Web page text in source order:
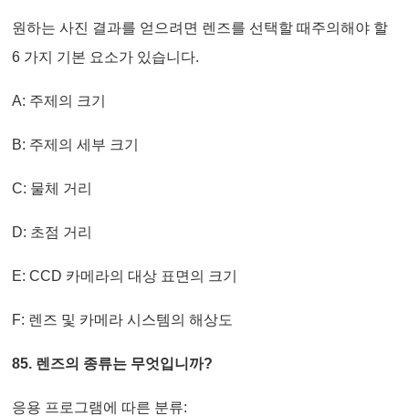
원하는 사진 결과를 얻으려면 렌즈를 선택할 때주의해야 할
6 가지 기본 요소가 있습니다.
A: 주제의 크기
B: 주제의 세부 크기
C: 물체 거리
D: 초점 거리
E: CCD 카메라의 대상 표면의 크기
F: 렌즈 및 카메라 시스템의 해상도
85. 렌즈의 종류는 무엇입니까?
응용 프로그램에 따른 분류: